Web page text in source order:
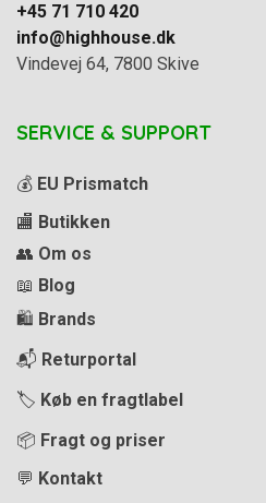
+45 71 710 420
info@highhouse.dk
Vindevej 64, 7800 Skive
SERVICE & SUPPORT
💰 EU Prismatch
🏬 Butikken
👥 Om os
📖 Blog
🛍️ Brands
📬 Returportal
🏷️ Køb en fragtlabel
📦 Fragt og priser
💬 Kontakt